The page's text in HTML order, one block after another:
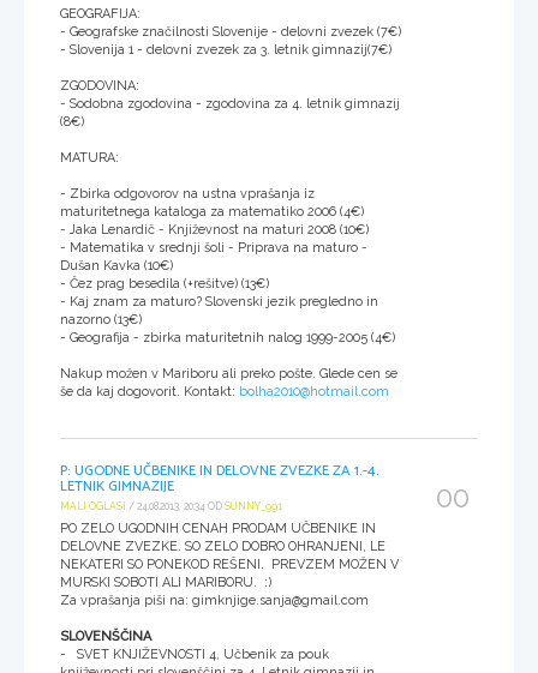
GEOGRAFIJA:
- Geografske značilnosti Slovenije - delovni zvezek (7€)
- Slovenija 1 - delovni zvezek za 3. letnik gimnazij(7€)
ZGODOVINA:
- Sodobna zgodovina - zgodovina za 4. letnik gimnazij
(8€)
MATURA:
- Zbirka odgovorov na ustna vprašanja iz
maturitetnega kataloga za matematiko 2006 (4€)
- Jaka Lenardič - Književnost na maturi 2008 (10€)
- Matematika v srednji šoli - Priprava na maturo -
Dušan Kavka (10€)
- Čez prag besedila (+rešitve) (13€)
- Kaj znam za maturo? Slovenski jezik pregledno in
nazorno (13€)
- Geografija - zbirka maturitetnih nalog 1999-2005 (4€)
Nakup možen v Mariboru ali preko pošte. Glede cen se
še da kaj dogovorit. Kontakt: bolha2010@hotmail.com
P: UGODNE UČBENIKE IN DELOVNE ZVEZKE ZA 1.-4.
LETNIK GIMNAZIJE
MALI OGLASI / 24.08.2013, 20:34 OD SUNNY_991
PO ZELO UGODNIH CENAH PRODAM UČBENIKE IN
DELOVNE ZVEZKE. SO ZELO DOBRO OHRANJENI, LE
NEKATERI SO PONEKOD REŠENI. PREVZEM MOŽEN V
MURSKI SOBOTI ALI MARIBORU. :)
Za vprašanja piši na: gimknjige.sanja@gmail.com
SLOVENŠČINA
- SVET KNJIŽEVNOSTI 4, Učbenik za pouk
00